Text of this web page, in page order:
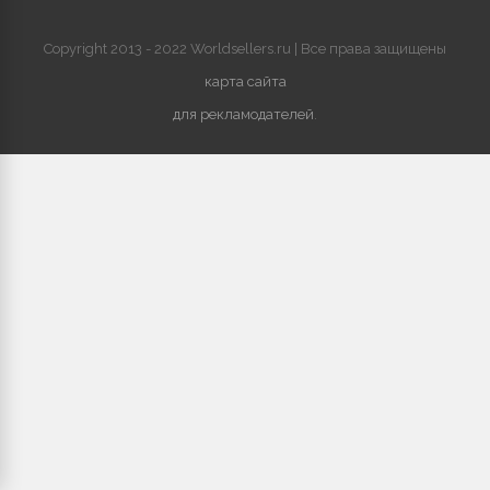
Copyright 2013 - 2022 Worldsellers.ru | Все права защищены
карта сайта
для рекламодателей